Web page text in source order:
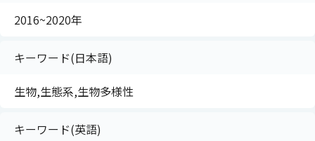
2016~2020年
キーワード(日本語)
生物,生態系,生物多様性
キーワード(英語)